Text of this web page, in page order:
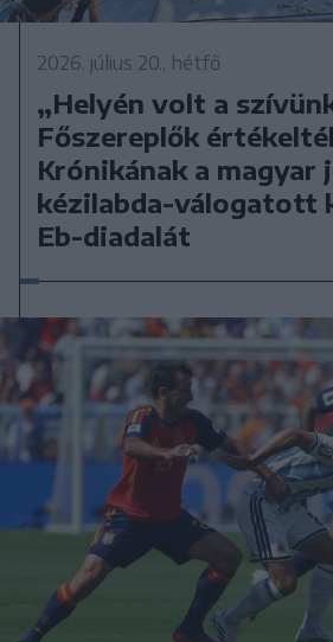
2026. július 20., hétfő
„Helyén volt a
Főszereplők
Krónikának a magyar
kézilabda-válogatott
Eb-diadalát